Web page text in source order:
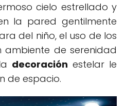
cielo estrellado y
la pared gentilmente
del niño, el uso de los
ambiente de serenidad
decoración estelar le
de espacio.